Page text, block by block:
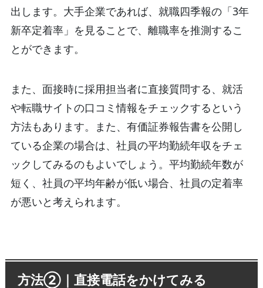
出します。大手企業であれば、就職四季報の「3年
新卒定着率」を見ることで、離職率を推測するこ
とができます。
また、面接時に採用担当者に直接質問する、就活
や転職サイトの口コミ情報をチェックするという
方法もあります。また、有価証券報告書を公開し
ている企業の場合は、社員の平均勤続年収をチェ
ックしてみるのもよいでしょう。平均勤続年数が
短く、社員の平均年齢が低い場合、社員の定着率
が悪いと考えられます。
方法②｜直接電話をかけてみる